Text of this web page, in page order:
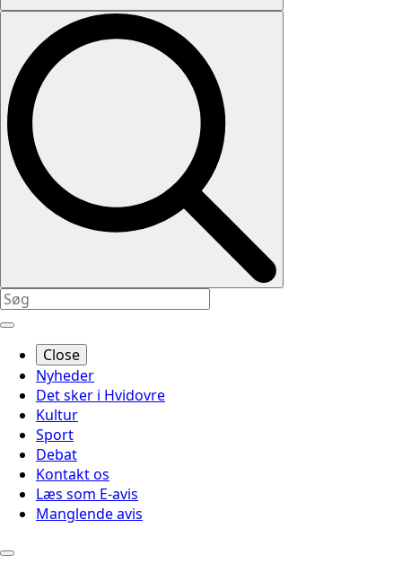
Close
Nyheder
Det sker i Hvidovre
Kultur
Sport
Debat
Kontakt os
Læs som E-avis
Manglende avis